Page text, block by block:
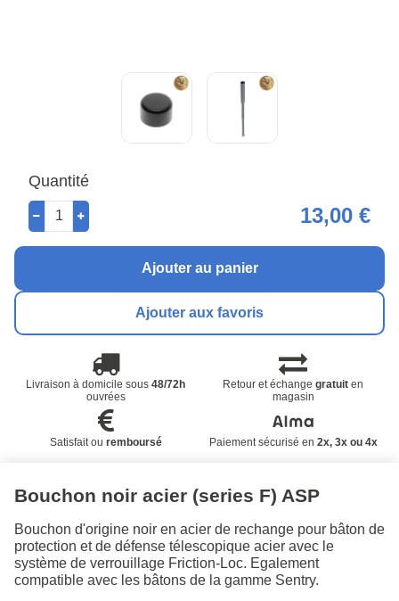
Quantité
13,00 €
Ajouter au panier
Ajouter aux favoris
Livraison à domicile sous48/72h
ouvrées
Retour et échangegratuit en
magasin
Satisfait ou remboursé Paiement sécurisé en 2x, 3x ou 4x
Bouchon noir acier (series F) ASP
Bouchon d'origine noir en acier de rechange pour bâton de
protection et de défense télescopique acier avec le
système de verrouillage Friction-Loc. Egalement
compatible avec les bâtons de la gamme Sentry.